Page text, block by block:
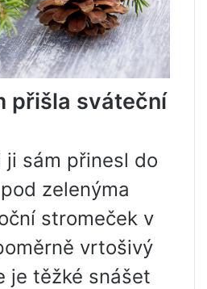
přišla sváteční
ji sám přinesl do
zelenýma
stromeček v
vrtošivý
je těžké snášet